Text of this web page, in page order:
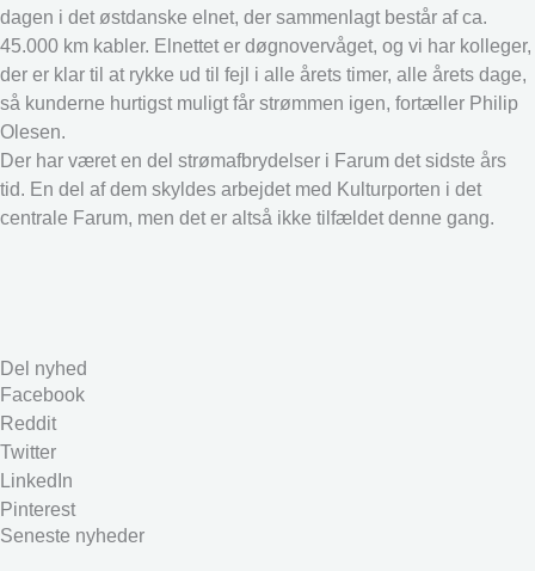
dagen i det østdanske elnet, der sammenlagt består af ca.
45.000 km kabler. Elnettet er døgnovervåget, og vi har kolleger,
der er klar til at rykke ud til fejl i alle årets timer, alle årets dage,
så kunderne hurtigst muligt får strømmen igen, fortæller Philip
Olesen.
Der har været en del strømafbrydelser i Farum det sidste års
tid. En del af dem skyldes arbejdet med Kulturporten i det
centrale Farum, men det er altså ikke tilfældet denne gang.
Del nyhed
Facebook
Reddit
Twitter
LinkedIn
Pinterest
Seneste nyheder